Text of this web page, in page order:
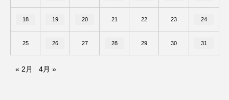
18 19 20 21 22 23 24
25 26 27 28 29 30 31
« 2月 4月 »